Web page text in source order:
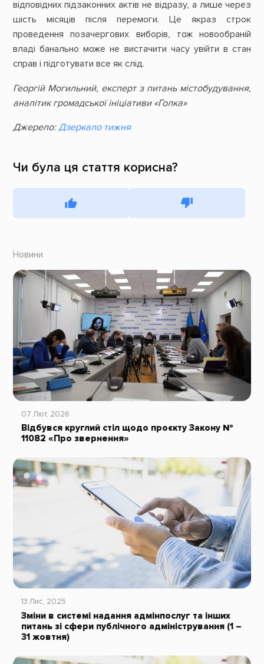
відповідних підзаконних актів не відразу, а лише через
шість місяців після перемоги. Це якраз строк
проведення позачергових виборів, тож новообраній
владі банально може не вистачити часу увійти в стан
справ і підготувати все як слід.
Георгій Могильний, експерт з питань містобудування,
аналітик громадської ініціативи «Голка»
Джерело:Дзеркало тижня
Чи була ця стаття корисна?
Новини
07 Лют, 2026
Відбувся круглий стіл щодо проєкту Закону №
11082 «Про звернення»
13 Лис, 2025
Зміни в системі надання адмінпослуг та інших
питань зі сфери публічного адміністрування (1 –
31 жовтня)